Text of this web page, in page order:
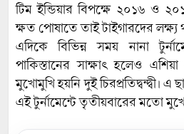
টিম ইন্ডিয়ার বিপক্ষে ২০১৬ ও
ক্ষত পোষাতে তাই টাইগারদের লক্ষ্য
এদিকে বিভিন্ন সময় নানা
পাকিস্তানের সাক্ষাৎ হলেও
মুখোমুখি হয়নি দুই চিরপ্রতিদ্বন্দ্বী।
এই টুর্নামেন্টে তৃতীয়বারের মতো